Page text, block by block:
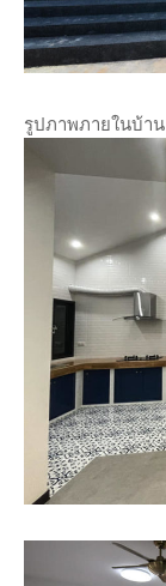
รูปภาพภายในบ้าน